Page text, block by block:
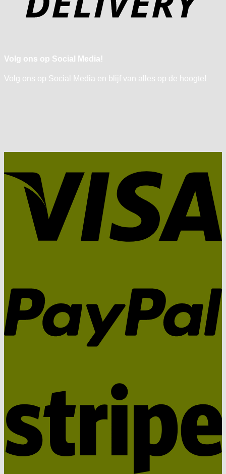
Volg ons op Social Media!
Volg ons op Social Media en blijf van alles op de hoogte!